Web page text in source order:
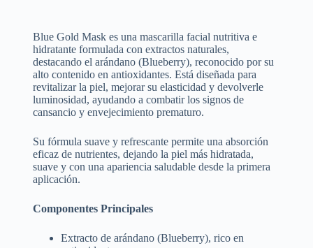
Blue Gold Mask es una mascarilla facial nutritiva e
hidratante formulada con extractos naturales,
destacando el arándano (Blueberry), reconocido por su
alto contenido en antioxidantes. Está diseñada para
revitalizar la piel, mejorar su elasticidad y devolverle
luminosidad, ayudando a combatir los signos de
cansancio y envejecimiento prematuro.
Su fórmula suave y refrescante permite una absorción
eficaz de nutrientes, dejando la piel más hidratada,
suave y con una apariencia saludable desde la primera
aplicación.
Componentes Principales
Extracto de arándano (Blueberry), rico en